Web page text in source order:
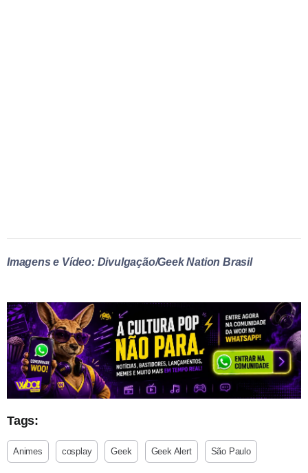
Imagens e Vídeo: Divulgação/Geek Nation Brasil
Tags:
Animes cosplay Geek Geek Alert São Paulo